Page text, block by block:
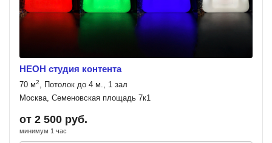
НЕОН студия контента
70 м2, Потолок до 4 м., 1 зал
Москва, Семеновская площадь 7к1
от 2 500 руб.
минимум 1 час